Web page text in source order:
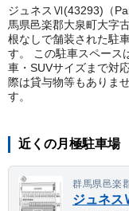
ジュネスⅥ(43293)（
馬県邑楽郡大泉町大字
根なしで舗装された駐
す。 この駐車スペース
車・SUVサイズまで対
際は貸与物等もありま
す。
近くの月極駐車場
群馬県邑楽
ジュネ